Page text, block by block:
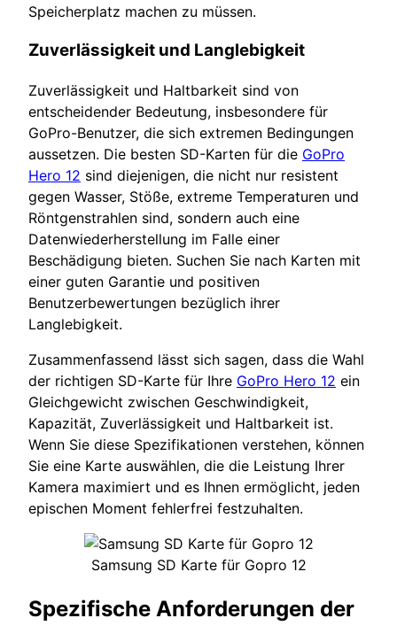
Speicherplatz machen zu müssen.
Zuverlässigkeit und Langlebigkeit
Zuverlässigkeit und Haltbarkeit sind von
entscheidender Bedeutung, insbesondere für
GoPro-Benutzer, die sich extremen Bedingungen
aussetzen. Die besten SD-Karten für die GoPro
Hero 12 sind diejenigen, die nicht nur resistent
gegen Wasser, Stöße, extreme Temperaturen und
Röntgenstrahlen sind, sondern auch eine
Datenwiederherstellung im Falle einer
Beschädigung bieten. Suchen Sie nach Karten mit
einer guten Garantie und positiven
Benutzerbewertungen bezüglich ihrer
Langlebigkeit.
Zusammenfassend lässt sich sagen, dass die Wahl
der richtigen SD-Karte für Ihre GoPro Hero 12 ein
Gleichgewicht zwischen Geschwindigkeit,
Kapazität, Zuverlässigkeit und Haltbarkeit ist.
Wenn Sie diese Spezifikationen verstehen, können
Sie eine Karte auswählen, die die Leistung Ihrer
Kamera maximiert und es Ihnen ermöglicht, jeden
epischen Moment fehlerfrei festzuhalten.
Samsung SD Karte für Gopro 12
Spezifische Anforderungen der